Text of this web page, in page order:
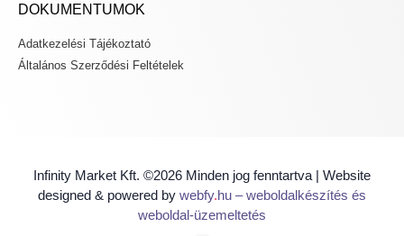
DOKUMENTUMOK
Adatkezelési Tájékoztató
Általános Szerződési Feltételek
Infinity Market Kft. ©2026 Minden jog fenntartva | Website
designed & powered by webfy.hu – weboldalkészítés és
weboldal-üzemeltetés